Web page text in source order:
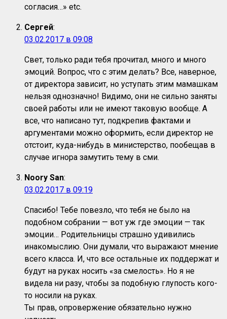
согласия…» etc.
Сергей:
03.02.2017 в 09:08
Свет, только ради тебя прочитал, много и много
эмоций. Вопрос, что с этим делать? Все, наверное,
от директора зависит, но уступать этим мамашкам
нельзя однозначно! Видимо, они не сильно заняты
своей работы или не имеют таковую вообще. А
все, что написано тут, подкрепив фактами и
аргументами можно оформить, если директор не
отстоит, куда-нибудь в министерство, пообещав в
случае игнора замутить тему в сми.
Noory San:
03.02.2017 в 09:19
Спасибо! Тебе повезло, что тебя не было на
подобном собрании — вот уж где эмоции — так
эмоции… Родительницы страшно удивились
инакомыслию. Они думали, что выражают мнение
всего класса. И, что все остальные их поддержат и
будут на руках носить «за смелость». Но я не
видела ни разу, чтобы за подобную глупость кого-
то носили на руках.
Ты прав, опровержение обязательно нужно